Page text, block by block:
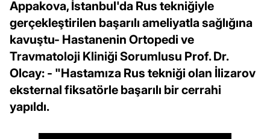
Appakova, İstanbul'da Rus tekniğiyle
gerçekleştirilen başarılı ameliyatla sağlığına
kavuştu- Hastanenin Ortopedi ve
Travmatoloji Kliniği Sorumlusu Prof. Dr.
Olcay: - "Hastamıza Rus tekniği olan İlizarov
eksternal fiksatörle başarılı bir cerrahi
yapıldı.